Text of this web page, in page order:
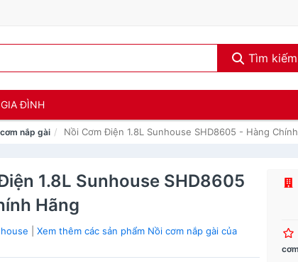
Tìm kiếm
ĐÌNH
nắp gài Nồi Cơm Điện 1.8L Sunhouse SHD8605 - Hàng
1.8L Sunhouse SHD8605
Hãng
|Xem thêm các sản phẩm Nồi cơm nắp gài của